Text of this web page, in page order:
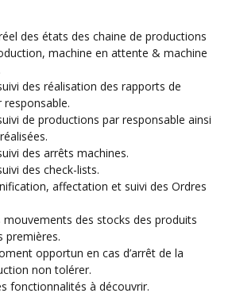
des états des chaine de productions
machine en attente & machine
des réalisation des rapports de
de productions par responsable ainsi
des arrêts machines.
des check-lists.
affectation et suivi des Ordres
mouvements des stocks des produits
premières.
opportun en cas d’arrêt de la
non tolérer.
fonctionnalités à découvrir.